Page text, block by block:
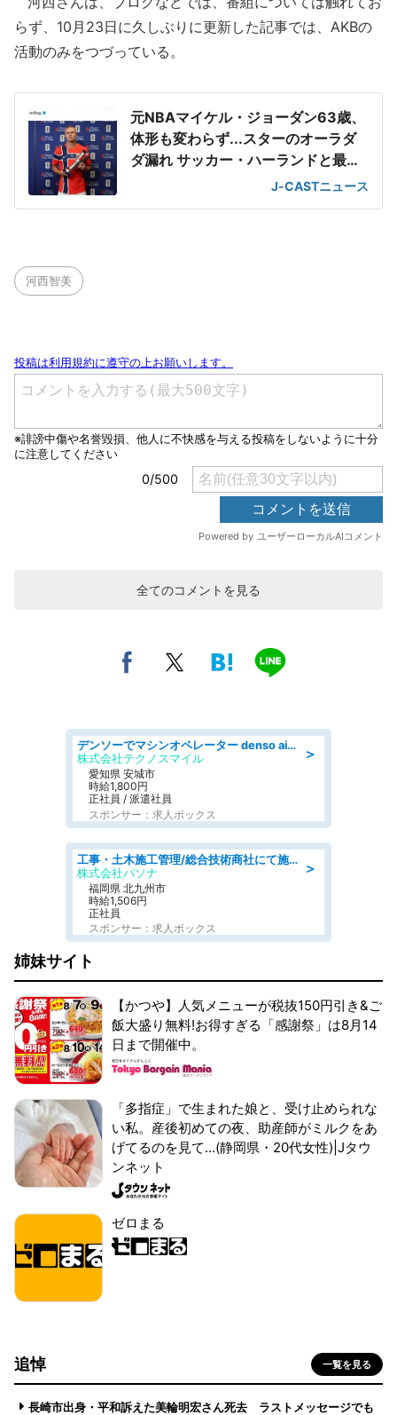
らず、10月23日に久しぶりに更新した記事では、AKBの
活動のみをつづっている。
元NBAマイケル・ジョーダン63歳、
体形も変わらず...スターのオーラダ
ダ漏れ サッカー・ハーランドと最強
J-CASTニュース
河西智美
全てのコメントを見る
＞
デンソーでマシンオペレーター denso aichi
株式会社テクノスマイル
愛知県 安城市
時給1,800円
正社員 / 派遣社員
スポンサー：求人ボックス
＞
工事・土木施工管理/総合技術商社にて施工管理のお仕事/即日勤務可/車通勤可/工事・土木施工管理/生産・品質管理
株式会社パソナ
福岡県 北九州市
時給1,506円
正社員
スポンサー：求人ボックス
姉妹サイト
【かつや】人気メニューが税抜150円引き&ご
飯大盛り無料!お得すぎる「感謝祭」は8月14
日まで開催中。
「多指症」で生まれた娘と、受け止められな
い私。産後初めての夜、助産師がミルクをあ
げてるのを見て...(静岡県・20代女性)|Jタウ
ンネット
ゼロまる
追悼 一覧を見る
長崎市出身・平和訴えた美輪明宏さん死去 ラストメッセージでも